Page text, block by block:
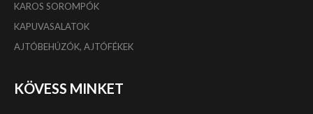
KAROS SOROMPÓK
KAPUVASALATOK
AJTÓBEHÚZÓK, AJTÓFÉKEK
KÖVESS MINKET